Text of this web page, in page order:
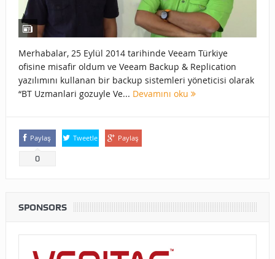
Merhabalar, 25 Eylül 2014 tarihinde Veeam Türkiye
ofisine misafir oldum ve Veeam Backup & Replication
yazılımını kullanan bir backup sistemleri yöneticisi olarak
“BT Uzmanlari gozuyle Ve... Devamını oku
Paylaş
0
Tweetle Paylaş
SPONSORS